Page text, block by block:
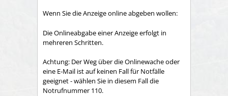
Wenn Sie die Anzeige online abgeben wollen:
Die Onlineabgabe einer Anzeige erfolgt in
mehreren Schritten.
Achtung: Der Weg über die Onlinewache oder
eine E-Mail ist auf keinen Fall für Notfälle
geeignet - wählen Sie in diesem Fall die
Notrufnummer 110.